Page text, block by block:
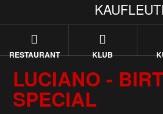
RESTAURANT KLUB
LUCIANO -
SPECIAL